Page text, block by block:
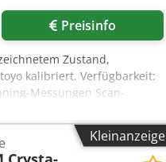
Preisinfo
Zustand,
kalibriert. Verfügbarkeit:
Messungen Scan-
µm pro 100 mm Max.
Brücke: 800 mm Software:
Kleinanzeige